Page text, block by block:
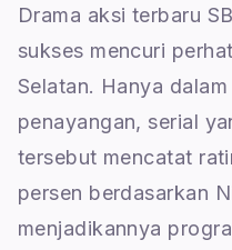
Drama aksi terbaru
sukses mencuri
Selatan. Hanya
penayangan, serial
tersebut mencatat
persen berdasarkan
menjadikannya